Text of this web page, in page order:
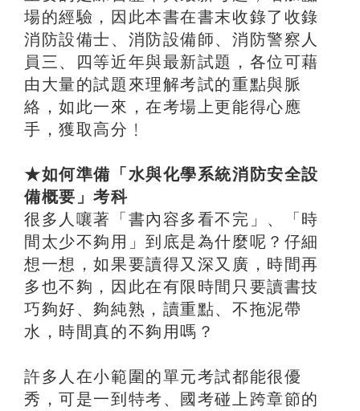
場的經驗，因此本書在書末收錄了收錄
消防設備士、消防設備師、消防警察人
員三、四等近年與最新試題，各位可藉
由大量的試題來理解考試的重點與脈
絡，如此一來，在考場上更能得心應
手，獲取高分﹗
★如何準備「水與化學系統消防安全設
備概要」考科
很多人嚷著「書內容多看不完」、「時
間太少不夠用」到底是為什麼呢？仔細
想一想，如果要讀得又深又廣，時間再
多也不夠，因此在有限時間只要讀書技
巧夠好、夠純熟，讀重點、不拖泥帶
水，時間真的不夠用嗎？
許多人在小範圍的單元考試都能很優
秀，可是一到特考、國考碰上跨章節的